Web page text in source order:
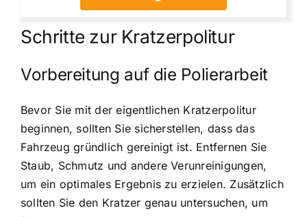
Schritte zur Kratzerpolitur
Vorbereitung auf die Polierarbeit
Bevor Sie mit der eigentlichen Kratzerpolitur
beginnen, sollten Sie sicherstellen, dass das
Fahrzeug gründlich gereinigt ist. Entfernen Sie
Staub, Schmutz und andere Verunreinigungen,
um ein optimales Ergebnis zu erzielen. Zusätzlich
sollten Sie den Kratzer genau untersuchen, um